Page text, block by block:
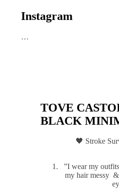
Instagram
…
TOVE
BLACK
🖤 Stroke
”I wear my
my hair messy